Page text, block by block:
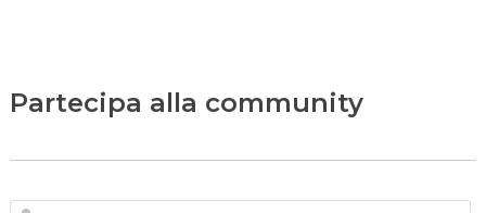
Partecipa alla community